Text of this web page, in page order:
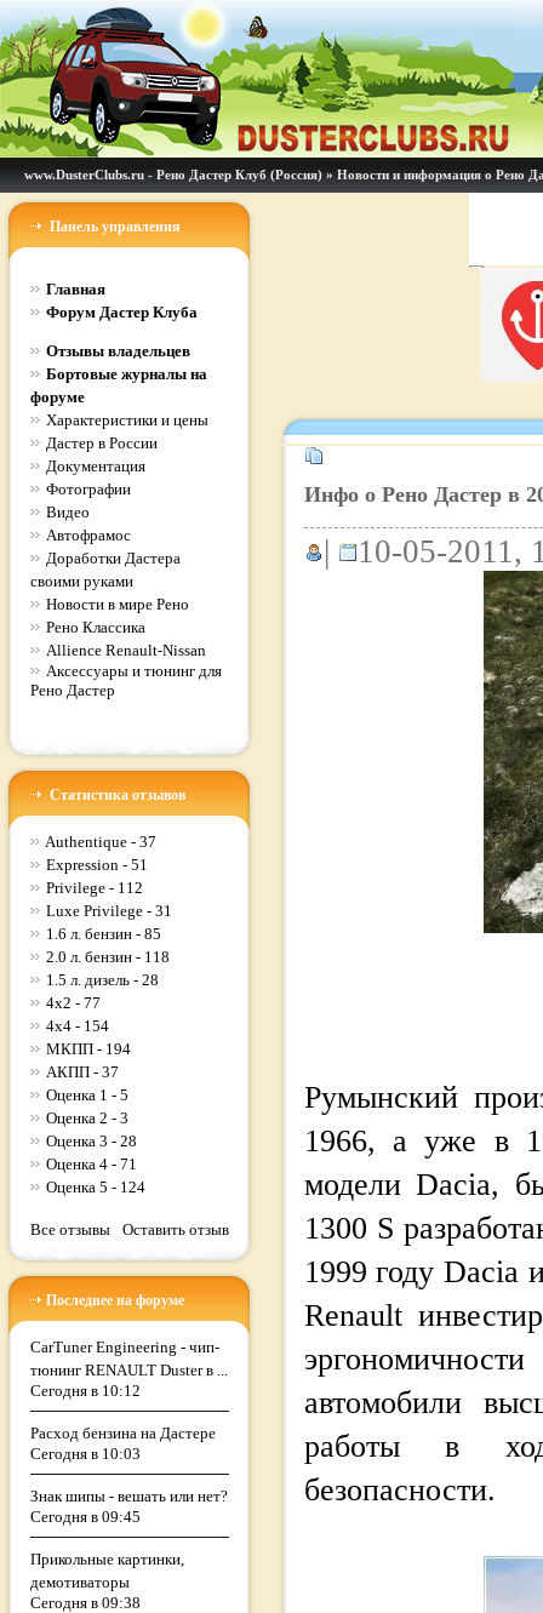
www.DusterClubs.ru - Рено Дастер Клуб (Россия) » Новости и информация о Рено
Панель управления
Главная
Форум Дастер Клуба
Отзывы владельцев
Бортовые журналы на
форуме
Характеристики и цены
Дастер в России
Документация
Фотографии
Видео
Автофрамос
Доработки Дастера
своими руками
Новости в мире Рено
Рено Классика
Allience Renault-Nissan
Аксессуары и тюнинг для
Рено Дастер
Статистика отзывов
Authentique - 37
Expression - 51
Privilege - 112
Luxe Privilege - 31
1.6 л. бензин - 85
2.0 л. бензин - 118
1.5 л. дизель - 28
4x2 - 77
4x4 - 154
МКПП - 194
АКПП - 37
Оценка 1 - 5
Оценка 2 - 3
Оценка 3 - 28
Оценка 4 - 71
Оценка 5 - 124
Все отзывы Оставить отзыв
Последнее на форуме
CarTuner Engineering - чип-
тюнинг RENAULT Duster в ...
Сегодня в 10:12
Расход бензина на Дастере
Сегодня в 10:03
Знак шипы - вешать или нет?
Сегодня в 09:45
Прикольные картинки,
демотиваторы
Сегодня в 09:38
Инфо о Рено Дастер в
| 10-05-2011,
Румынский
1966, а уже в
модели Dacia,
1300 S
1999 году Dacia
Renault
автомобили
работы в
безопасности.